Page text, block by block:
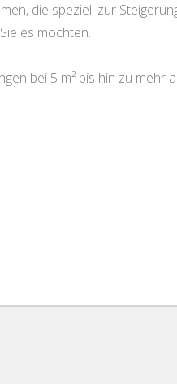
die speziell zur
es möchten.
bei 5 m² bis hin zu mehr